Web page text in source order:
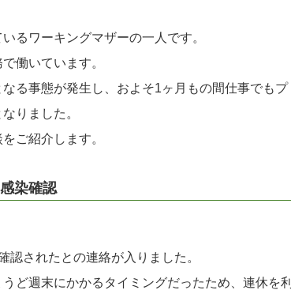
るワーキングマザーの一人です。
働いています。
る事態が発生し、およそ1ヶ月もの間仕事でもプ
りました。
ご紹介します。
染確認
認されたとの連絡が入りました。
ど週末にかかるタイミングだったため、連休を利